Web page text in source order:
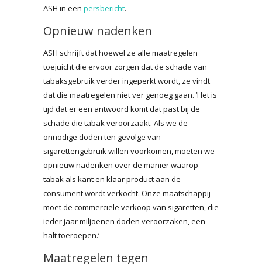
ASH in een persbericht.
Opnieuw nadenken
ASH schrijft dat hoewel ze alle maatregelen
toejuicht die ervoor zorgen dat de schade van
tabaksgebruik verder ingeperkt wordt, ze vindt
dat die maatregelen niet ver genoeg gaan. ‘Het is
tijd dat er een antwoord komt dat past bij de
schade die tabak veroorzaakt. Als we de
onnodige doden ten gevolge van
sigarettengebruik willen voorkomen, moeten we
opnieuw nadenken over de manier waarop
tabak als kant en klaar product aan de
consument wordt verkocht. Onze maatschappij
moet de commerciële verkoop van sigaretten, die
ieder jaar miljoenen doden veroorzaken, een
halt toeroepen.’
Maatregelen tegen